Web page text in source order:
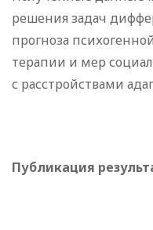
решения задач
прогноза
терапии и мер
с расстройствами
Публикация